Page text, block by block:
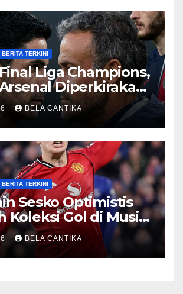
BERITA TERKINI
Liga Champions,
Arsenal Diperkirakan
BELA CANTIKA
BERITA TERKINI
Sesko Optimistis
Koleksi Gol di Musim
BELA CANTIKA